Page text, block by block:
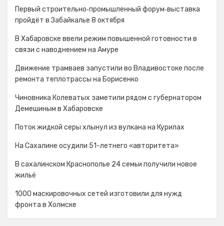
Первый строительно‑промышленный форум‑выставка
пройдёт в Забайкалье 8 октября
В Хабаровске ввели режим повышенной готовности в
связи с наводнением на Амуре
Движение трамваев запустили во Владивостоке после
ремонта теплотрассы на Борисенко
Чиновника Колеватых заметили рядом с губернатором
Демешиным в Хабаровске
Поток жидкой серы хлынул из вулкана на Курилах
На Сахалине осудили 51-летнего «авторитета»
В сахалинском Краснополье 24 семьи получили новое
жильё
1000 маскировочных сетей изготовили для нужд
фронта в Холмске